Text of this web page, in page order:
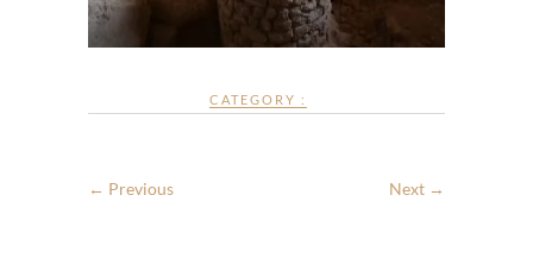
CATEGORY :
← Previous Next →